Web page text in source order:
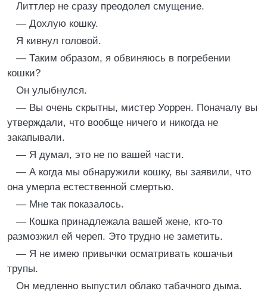
Литтлер не сразу преодолел смущение.
— Дохлую кошку.
Я кивнул головой.
— Таким образом, я обвиняюсь в погребении
кошки?
Он улыбнулся.
— Вы очень скрытны, мистер Уоррен. Поначалу вы
утверждали, что вообще ничего и никогда не
закапывали.
— Я думал, это не по вашей части.
— А когда мы обнаружили кошку, вы заявили, что
она умерла естественной смертью.
— Мне так показалось.
— Кошка принадлежала вашей жене, кто-то
размозжил ей череп. Это трудно не заметить.
— Я не имею привычки осматривать кошачьи
трупы.
Он медленно выпустил облако табачного дыма.